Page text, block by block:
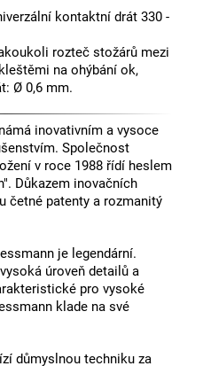
kontaktní drát 330 -
rozteč stožárů mezi
na ohýbání ok,
Ø 0,6 mm.
inovativním a vysoce
Společnost
v roce 1988 řídí heslem
Důkazem inovačních
četné patenty a rozmanitý
je legendární.
úroveň detailů a
pro vysoké
klade na své
důmyslnou techniku za